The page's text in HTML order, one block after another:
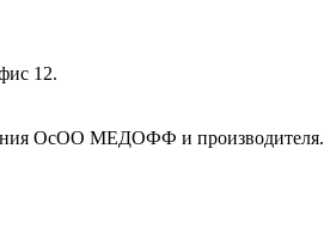
12.
ОсОО МЕДОФФ и производителя.